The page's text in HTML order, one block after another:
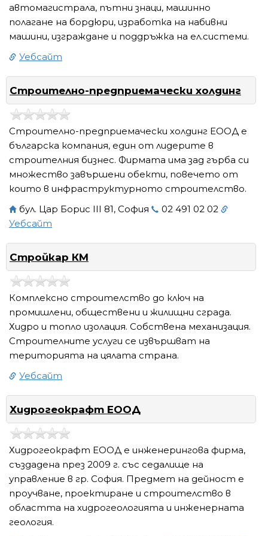
автомагистрала, пътни знаци, машинно
полагане на бордюри, изработка на набивни
машини, изграждане и поддръжка на ел.системи.
Уебсайт
Строително-предприемачески холдинг
Строително-предприемачески холдинг ЕООД е
българска компания, един от лидерите в
строителния бизнес. Фирмата има зад гърба си
множество завършени обекти, повечето от
които в инфраструктурното строителство.
бул. Цар Борис III 81, София
02 491 02 02
Уебсайт
Стройкар КМ
Комплексно строителство до ключ на
промишлени, обществени и жилищни сграда.
Хидро и топло изолация. Собствена механизация.
Строителните услуги се извършват на
територията на цялата страна.
Уебсайт
Хидрогеокрафт ЕООД
Хидрогеокрафт ЕООД е инженерингова фирма,
създадена през 2009 г. със седалище на
управление в гр. София. Предмет на дейност е
проучване, проектиране и строителство в
областта на хидрогеологията и инженерната
геология.